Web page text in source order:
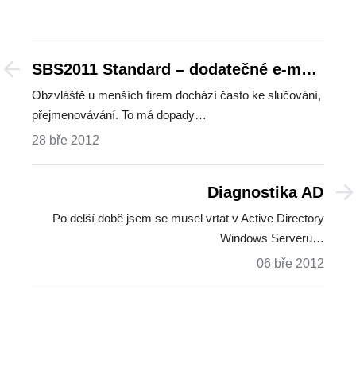
SBS2011 Standard – dodatečné e-mail
domény
Obzvláště u menších firem dochází často ke slučování,
přejmenovávání. To má dopady…
28 bře 2012
Diagnostika AD
Po delší době jsem se musel vrtat v Active Directory
Windows Serveru…
06 bře 2012